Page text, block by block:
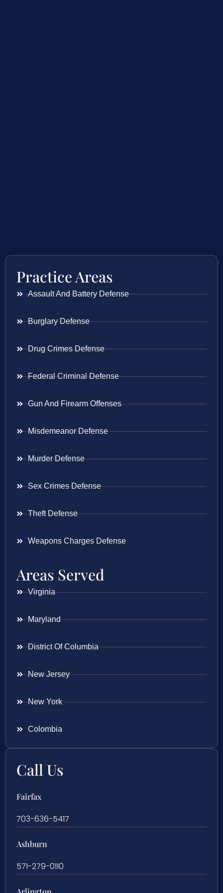
Practice Areas
Assault And Battery Defense
Burglary Defense
Drug Crimes Defense
Federal Criminal Defense
Gun And Firearm Offenses
Misdemeanor Defense
Murder Defense
Sex Crimes Defense
Theft Defense
Weapons Charges Defense
Areas Served
Virginia
Maryland
District Of Columbia
New Jersey
New York
Colombia
Call Us
Fairfax
703-636-5417
Ashburn
571-279-0110